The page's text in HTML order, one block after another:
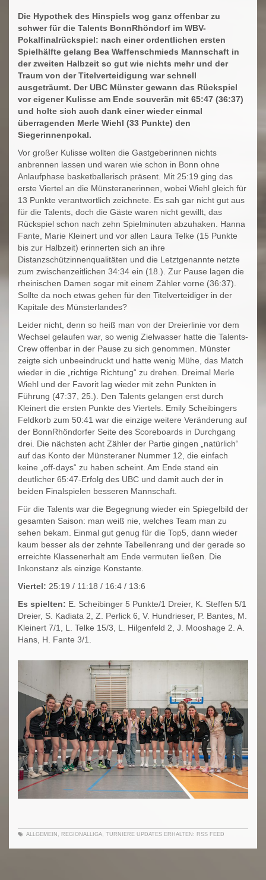
Die Hypothek des Hinspiels wog ganz offenbar zu
schwer für die Talents BonnRhöndorf im WBV-
Pokalfinalrückspiel: nach einer ordentlichen ersten
Spielhälfte gelang Bea Waffenschmieds Mannschaft in
der zweiten Halbzeit so gut wie nichts mehr und der
Traum von der Titelverteidigung war schnell
ausgeträumt. Der UBC Münster gewann das Rückspiel
vor eigener Kulisse am Ende souverän mit 65:47 (36:37)
und holte sich auch dank einer wieder einmal
überragenden Merle Wiehl (33 Punkte) den
Siegerinnenpokal.
Vor großer Kulisse wollten die Gastgeberinnen nichts
anbrennen lassen und waren wie schon in Bonn ohne
Anlaufphase basketballerisch präsent. Mit 25:19 ging das
erste Viertel an die Münsteranerinnen, wobei Wiehl gleich für
13 Punkte verantwortlich zeichnete. Es sah gar nicht gut aus
für die Talents, doch die Gäste waren nicht gewillt, das
Rückspiel schon nach zehn Spielminuten abzuhaken. Hanna
Fante, Marie Kleinert und vor allen Laura Telke (15 Punkte
bis zur Halbzeit) erinnerten sich an ihre
Distanzschützinnenqualitäten und die Letztgenannte netzte
zum zwischenzeitlichen 34:34 ein (18.). Zur Pause lagen die
rheinischen Damen sogar mit einem Zähler vorne (36:37).
Sollte da noch etwas gehen für den Titelverteidiger in der
Kapitale des Münsterlandes?
Leider nicht, denn so heiß man von der Dreierlinie vor dem
Wechsel gelaufen war, so wenig Zielwasser hatte die Talents-
Crew offenbar in der Pause zu sich genommen. Münster
zeigte sich unbeeindruckt und hatte wenig Mühe, das Match
wieder in die „richtige Richtung“ zu drehen. Dreimal Merle
Wiehl und der Favorit lag wieder mit zehn Punkten in
Führung (47:37, 25.). Den Talents gelangen erst durch
Kleinert die ersten Punkte des Viertels. Emily Scheibingers
Feldkorb zum 50:41 war die einzige weitere Veränderung auf
der BonnRhöndorfer Seite des Scoreboards in Durchgang
drei. Die nächsten acht Zähler der Partie gingen „natürlich“
auf das Konto der Münsteraner Nummer 12, die einfach
keine „off-days“ zu haben scheint. Am Ende stand ein
deutlicher 65:47-Erfolg des UBC und damit auch der in
beiden Finalspielen besseren Mannschaft.
Für die Talents war die Begegnung wieder ein Spiegelbild der
gesamten Saison: man weiß nie, welches Team man zu
sehen bekam. Einmal gut genug für die Top5, dann wieder
kaum besser als der zehnte Tabellenrang und der gerade so
erreichte Klassenerhalt am Ende vermuten ließen. Die
Inkonstanz als einzige Konstante.
Viertel: 25:19 / 11:18 / 16:4 / 13:6
Es spielten: E. Scheibinger 5 Punkte/1 Dreier, K. Steffen 5/1
Dreier, S. Kadiata 2, Z. Perlick 6, V. Hundrieser, P. Bantes, M.
Kleinert 7/1, L. Telke 15/3, L. Hilgenfeld 2, J. Mooshage 2. A.
Hans, H. Fante 3/1.
ALLGEMEIN , REGIONALLIGA, TURNIERE UPDATES ERHALTEN: RSS FEED